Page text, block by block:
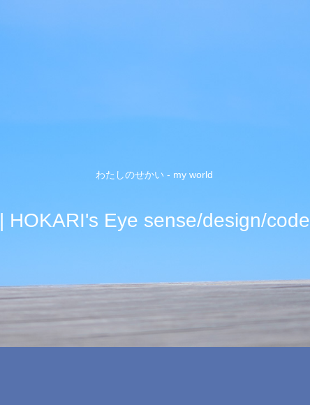
わたしのせかい - my world
| HOKARI's Eye sense/design/code